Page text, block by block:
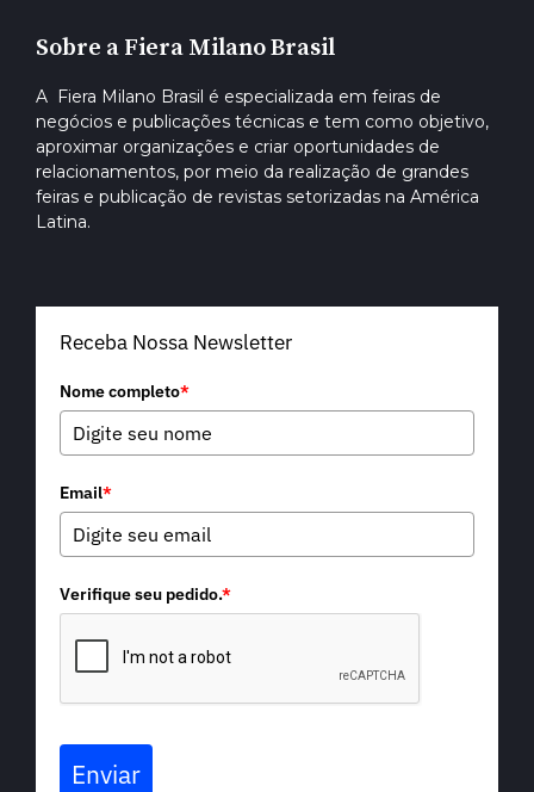
Sobre a Fiera Milano Brasil
A Fiera Milano Brasil é especializada em feiras de
negócios e publicações técnicas e tem como objetivo,
aproximar organizações e criar oportunidades de
relacionamentos, por meio da realização de grandes
feiras e publicação de revistas setorizadas na América
Latina.
Receba Nossa Newsletter
Nome completo*
Email*
Verifique seu pedido.*
Enviar